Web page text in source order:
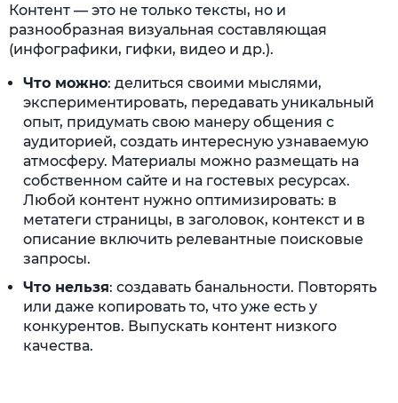
Контент — это не только тексты, но и
разнообразная визуальная составляющая
(инфографики, гифки, видео и др.).
Что можно: делиться своими мыслями,
экспериментировать, передавать уникальный
опыт, придумать свою манеру общения с
аудиторией, создать интересную узнаваемую
атмосферу. Материалы можно размещать на
собственном сайте и на гостевых ресурсах.
Любой контент нужно оптимизировать: в
метатеги страницы, в заголовок, контекст и в
описание включить релевантные поисковые
запросы.
Что нельзя: создавать банальности. Повторять
или даже копировать то, что уже есть у
конкурентов. Выпускать контент низкого
качества.